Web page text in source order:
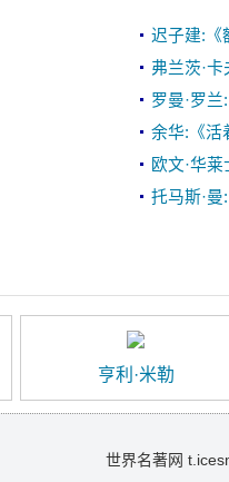
迟子建:《
弗兰茨·
罗曼·罗
余华:《活
欧文·华
托马斯·
亨利·米勒
世界名著网